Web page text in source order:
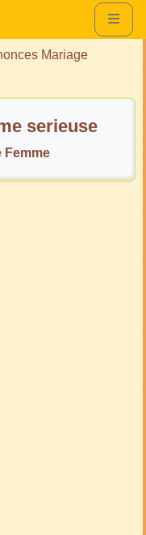
Mariage
serieuse
Femme